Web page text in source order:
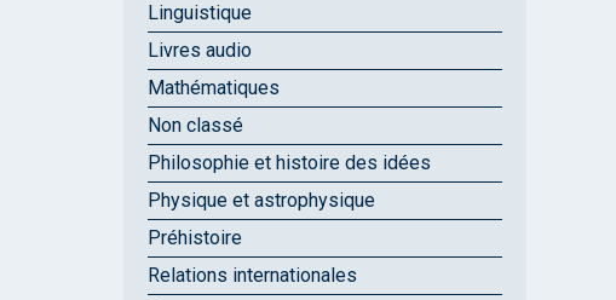
Linguistique
Livres audio
Mathématiques
Non classé
Philosophie et histoire des idées
Physique et astrophysique
Préhistoire
Relations internationales